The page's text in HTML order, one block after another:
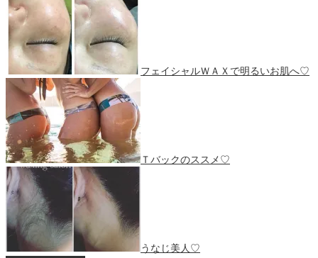
フェイシャルＷＡＸで明るいお肌へ♡
Ｔバックのススメ♡
うなじ美人♡